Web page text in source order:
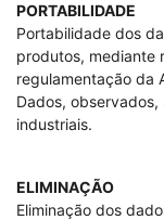
PORTABILIDADE
Portabilidade dos
produtos, mediante
regulamentação da
Dados,
industriais.
ELIMINAÇÃO
Eliminação dos